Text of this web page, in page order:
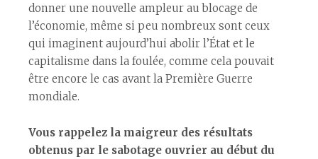
donner une nouvelle ampleur au blocage de
l’économie, même si peu nombreux sont ceux
qui imaginent aujourd’hui abolir l’État et le
capitalisme dans la foulée, comme cela pouvait
être encore le cas avant la Première Guerre
mondiale.
Vous rappelez la maigreur des résultats
obtenus par le sabotage ouvrier au début du